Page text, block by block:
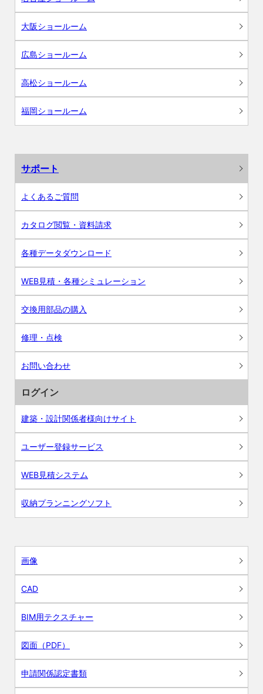
大阪ショールーム
広島ショールーム
高松ショールーム
福岡ショールーム
サポート
よくあるご質問
カタログ閲覧・資料請求
各種データダウンロード
WEB見積・各種シミュレーション
交換用部品の購入
修理・点検
お問い合わせ
ログイン
建築・設計関係者様向けサイト
ユーザー登録サービス
WEB見積システム
収納プランニングソフト
画像
CAD
BIM用テクスチャー
図面（PDF）
申請関係認定書類